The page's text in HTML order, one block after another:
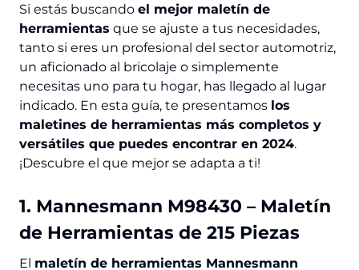
Si estás buscando el mejor maletín de
herramientas que se ajuste a tus necesidades,
tanto si eres un profesional del sector automotriz,
un aficionado al bricolaje o simplemente
necesitas uno para tu hogar, has llegado al lugar
indicado. En esta guía, te presentamos los
maletines de herramientas más completos y
versátiles que puedes encontrar en 2024.
¡Descubre el que mejor se adapta a ti!
1. Mannesmann M98430 – Maletín
de Herramientas de 215 Piezas
El maletín de herramientas Mannesmann